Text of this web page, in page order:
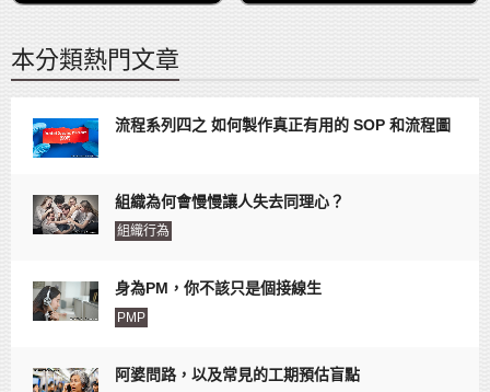
本分類熱門文章
流程系列四之 如何製作真正有用的 SOP 和流程圖
組織為何會慢慢讓人失去同理心？
組織行為
身為PM，你不該只是個接線生
PMP
阿婆問路，以及常見的工期預估盲點